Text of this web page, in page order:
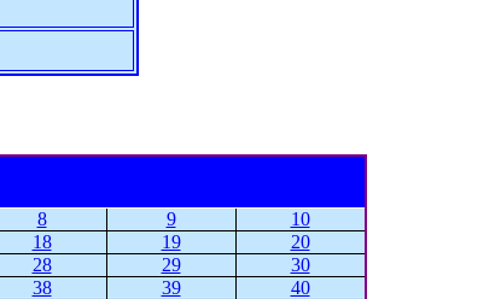
8 9
10
18 19
20
28 29
30
38 39
40